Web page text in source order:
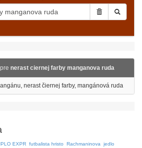
nerast ciernej farby manganova ruda
nerast čiernej farby, mangánová ruda
EXPR futbalista hristo Rachmaninova jedlo